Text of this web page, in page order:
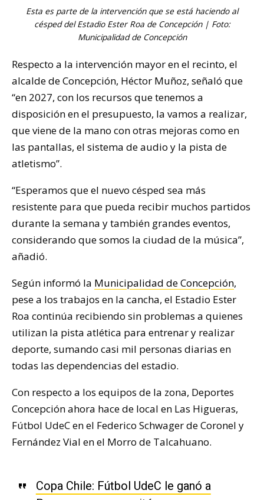
Esta es parte de la intervención que se está haciendo al
césped del Estadio Ester Roa de Concepción | Foto:
Municipalidad de Concepción
Respecto a la intervención mayor en el recinto, el
alcalde de Concepción, Héctor Muñoz, señaló que
“en 2027, con los recursos que tenemos a
disposición en el presupuesto, la vamos a realizar,
que viene de la mano con otras mejoras como en
las pantallas, el sistema de audio y la pista de
atletismo”.
“Esperamos que el nuevo césped sea más
resistente para que pueda recibir muchos partidos
durante la semana y también grandes eventos,
considerando que somos la ciudad de la música”,
añadió.
Según informó la Municipalidad de Concepción,
pese a los trabajos en la cancha, el Estadio Ester
Roa continúa recibiendo sin problemas a quienes
utilizan la pista atlética para entrenar y realizar
deporte, sumando casi mil personas diarias en
todas las dependencias del estadio.
Con respecto a los equipos de la zona, Deportes
Concepción ahora hace de local en Las Higueras,
Fútbol UdeC en el Federico Schwager de Coronel y
Fernández Vial en el Morro de Talcahuano.
Copa Chile: Fútbol UdeC le ganó a